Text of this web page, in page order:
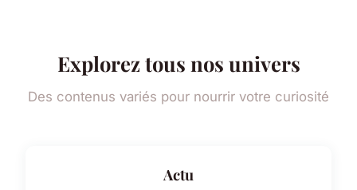
Explorez tous nos univers
Des contenus variés pour nourrir votre curiosité
Actu